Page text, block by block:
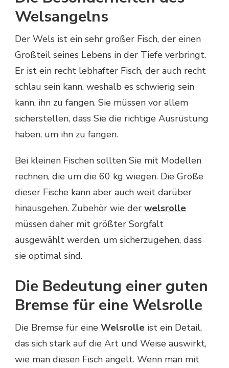
Welsangelns
Der Wels ist ein sehr großer Fisch, der einen
Großteil seines Lebens in der Tiefe verbringt.
Er ist ein recht lebhafter Fisch, der auch recht
schlau sein kann, weshalb es schwierig sein
kann, ihn zu fangen. Sie müssen vor allem
sicherstellen, dass Sie die richtige Ausrüstung
haben, um ihn zu fangen.
Bei kleinen Fischen sollten Sie mit Modellen
rechnen, die um die 60 kg wiegen. Die Größe
dieser Fische kann aber auch weit darüber
hinausgehen. Zubehör wie der welsrolle
müssen daher mit größter Sorgfalt
ausgewählt werden, um sicherzugehen, dass
sie optimal sind.
Die Bedeutung einer guten
Bremse für eine Welsrolle
Die Bremse für eine Welsrolle ist ein Detail,
das sich stark auf die Art und Weise auswirkt,
wie man diesen Fisch angelt. Wenn man mit